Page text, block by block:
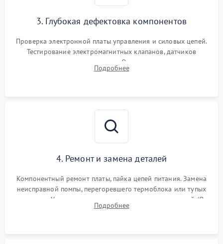
3. Глубокая дефектовка компонентов
Проверка электронной платы управления и силовых цепей.
Тестирование электромагнитных клапанов, датчиков
температуры и расходомера. Оценка степени износа
жерновов кофемолки, уплотнительных колец гидросистемы
Подробнее
4. Ремонт и замена деталей
Компонентный ремонт платы, пайка цепей питания. Замена
неисправной помпы, перегоревшего термоблока или тупых
жерновов. Установка новых силиконовых уплотнителей (O-
ring) и тефлоновых трубок для надежного устранения
Подробнее